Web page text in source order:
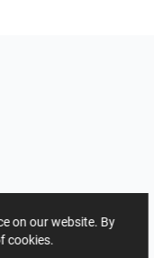
on our website. By
cookies.